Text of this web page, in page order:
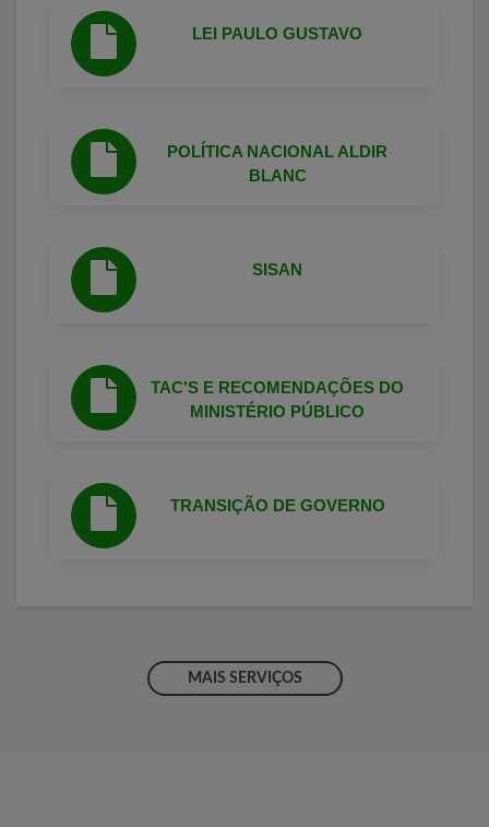
LEI PAULO GUSTAVO
POLÍTICA NACIONAL ALDIR
BLANC
SISAN
TAC'S E RECOMENDAÇÕES DO
MINISTÉRIO PÚBLICO
TRANSIÇÃO DE GOVERNO
MAIS SERVIÇOS